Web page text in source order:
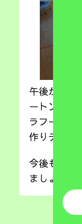
午後からは
ートンネル
ラフープ、
作りチャレ
今後も、色
ましょうね